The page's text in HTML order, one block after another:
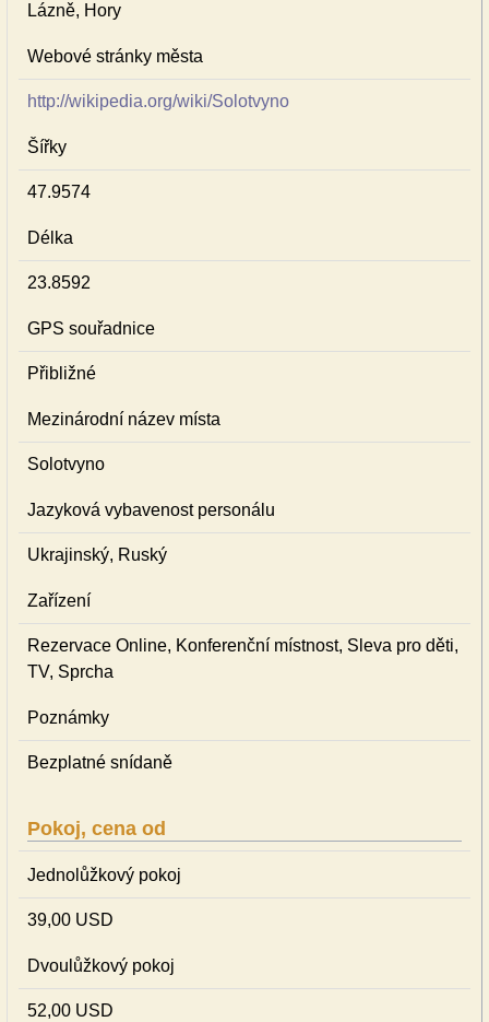
Lázně, Hory
Webové stránky města
http://wikipedia.org/wiki/Solotvyno
Šířky
47.9574
Délka
23.8592
GPS souřadnice
Přibližné
Mezinárodní název místa
Solotvyno
Jazyková vybavenost personálu
Ukrajinský, Ruský
Zařízení
Rezervace Online, Konferenční místnost, Sleva pro děti,
TV, Sprcha
Poznámky
Bezplatné snídaně
Pokoj, cena od
Jednolůžkový pokoj
39,00 USD
Dvoulůžkový pokoj
52,00 USD